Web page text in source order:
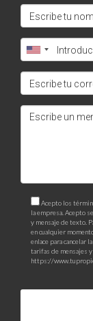
Acepto los
la empresa. Acepto
y mensaje de texto.
en cualquier
enlace para cancelar
tarifas de mensajes y
https://